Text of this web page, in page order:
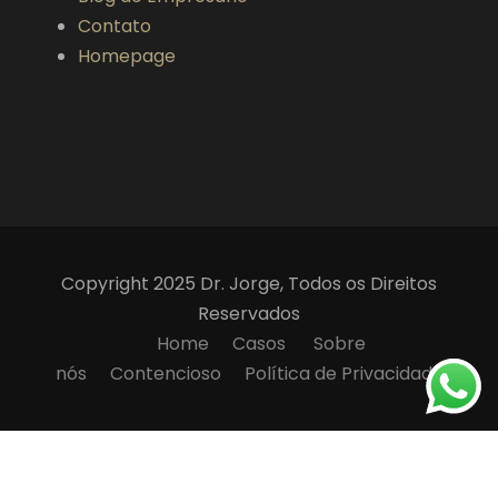
Contato
Homepage
Copyright 2025 Dr. Jorge, Todos os Direitos
Reservados
Home
Casos
Sobre
nós
Contencioso Política de Privacidade